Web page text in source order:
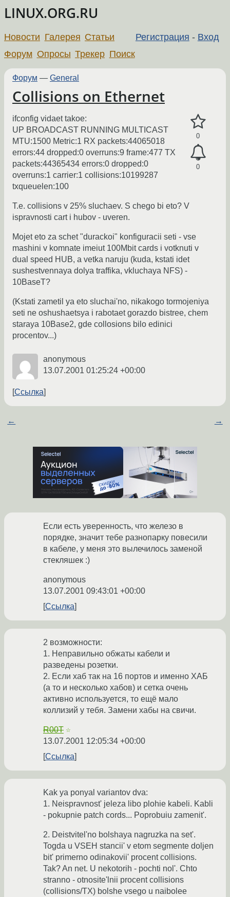
LINUX.ORG.RU
Регистрация - Вход
Новости Галерея Статьи
Форум Опросы Трекер Поиск
Форум — General
Collisions on Ethernet
0
0
ifconfig vidaet takoe:
UP BROADCAST RUNNING MULTICAST
MTU:1500 Metric:1 RX packets:44065018
errors:44 dropped:0 overruns:9 frame:477 TX
packets:44365434 errors:0 dropped:0
overruns:1 carrier:1 collisions:10199287
txqueuelen:100
T.e. collisions v 25% sluchaev. S chego bi eto? V
ispravnosti cart i hubov - uveren.
Mojet eto za schet "durackoi" konfiguracii seti - vse
mashini v komnate imeiut 100Mbit cards i votknuti v
dual speed HUB, a vetka naruju (kuda, kstati idet
sushestvennaya dolya traffika, vkluchaya NFS) -
10BaseT?
(Kstati zametil ya eto sluchai'no, nikakogo tormojeniya
seti ne oshushaetsya i rabotaet gorazdo bistree, chem
staraya 10Base2, gde collosions bilo edinici
procentov...)
anonymous
13.07.2001 01:25:24 +00:00
Ссылка
← →
Если есть уверенность, что железо в
порядке, значит тебе разнопарку повесили
в кабеле, у меня это вылечилось заменой
стекляшек :)
anonymous
13.07.2001 09:43:01 +00:00
Ссылка
2 возможности:
1. Неправильно обжаты кабели и
разведены розетки.
2. Если хаб так на 16 портов и именно ХАБ
(а то и несколько хабов) и сетка очень
активно используется, то ещё мало
коллизий у тебя. Замени хабы на свичи.
R00T ☆
13.07.2001 12:05:34 +00:00
Ссылка
Kak ya ponyal variantov dva:
1. Neispravnost' jeleza libo plohie kabeli. Kabli
- pokupnie patch cords... Poprobuiu zamenit'.
2. Deistvitel'no bolshaya nagruzka na set'.
Togda u VSEH stancii' v etom segmente doljen
bit' primerno odinakovii' procent collisions.
Tak? An net. U nekotorih - pochti nol'. Chto
stranno - otnosite'lnii procent collisions
(collisions/TX) bolshe vsego u naibolee